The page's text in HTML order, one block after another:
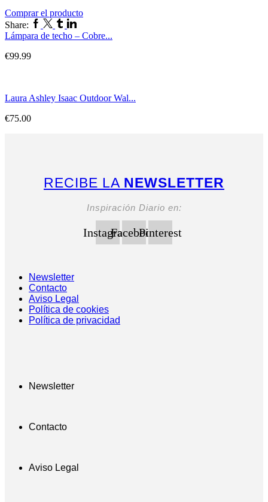
Comprar el producto
Share: Facebook
Twitter
TumblrLinkedin
Lámpara de techo – Cobre...
€99.99
Laura Ashley Isaac Outdoor Wal...
€75.00
RECIBE LA NEWSLETTER
Inspiración Diario en:
InstagramFacebookPinterest
Newsletter
Contacto
Aviso Legal
Política de cookies
Política de privacidad
Newsletter
Contacto
Aviso Legal